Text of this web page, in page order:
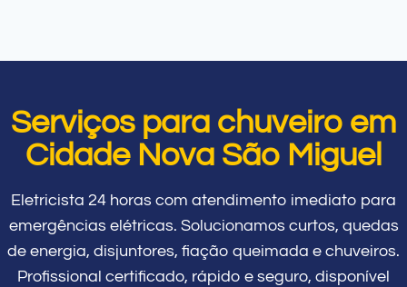
Serviços para chuveiro em
Cidade Nova São Miguel
Eletricista 24 horas com atendimento imediato para
emergências elétricas. Solucionamos curtos, quedas
de energia, disjuntores, fiação queimada e chuveiros.
Profissional certificado, rápido e seguro, disponível